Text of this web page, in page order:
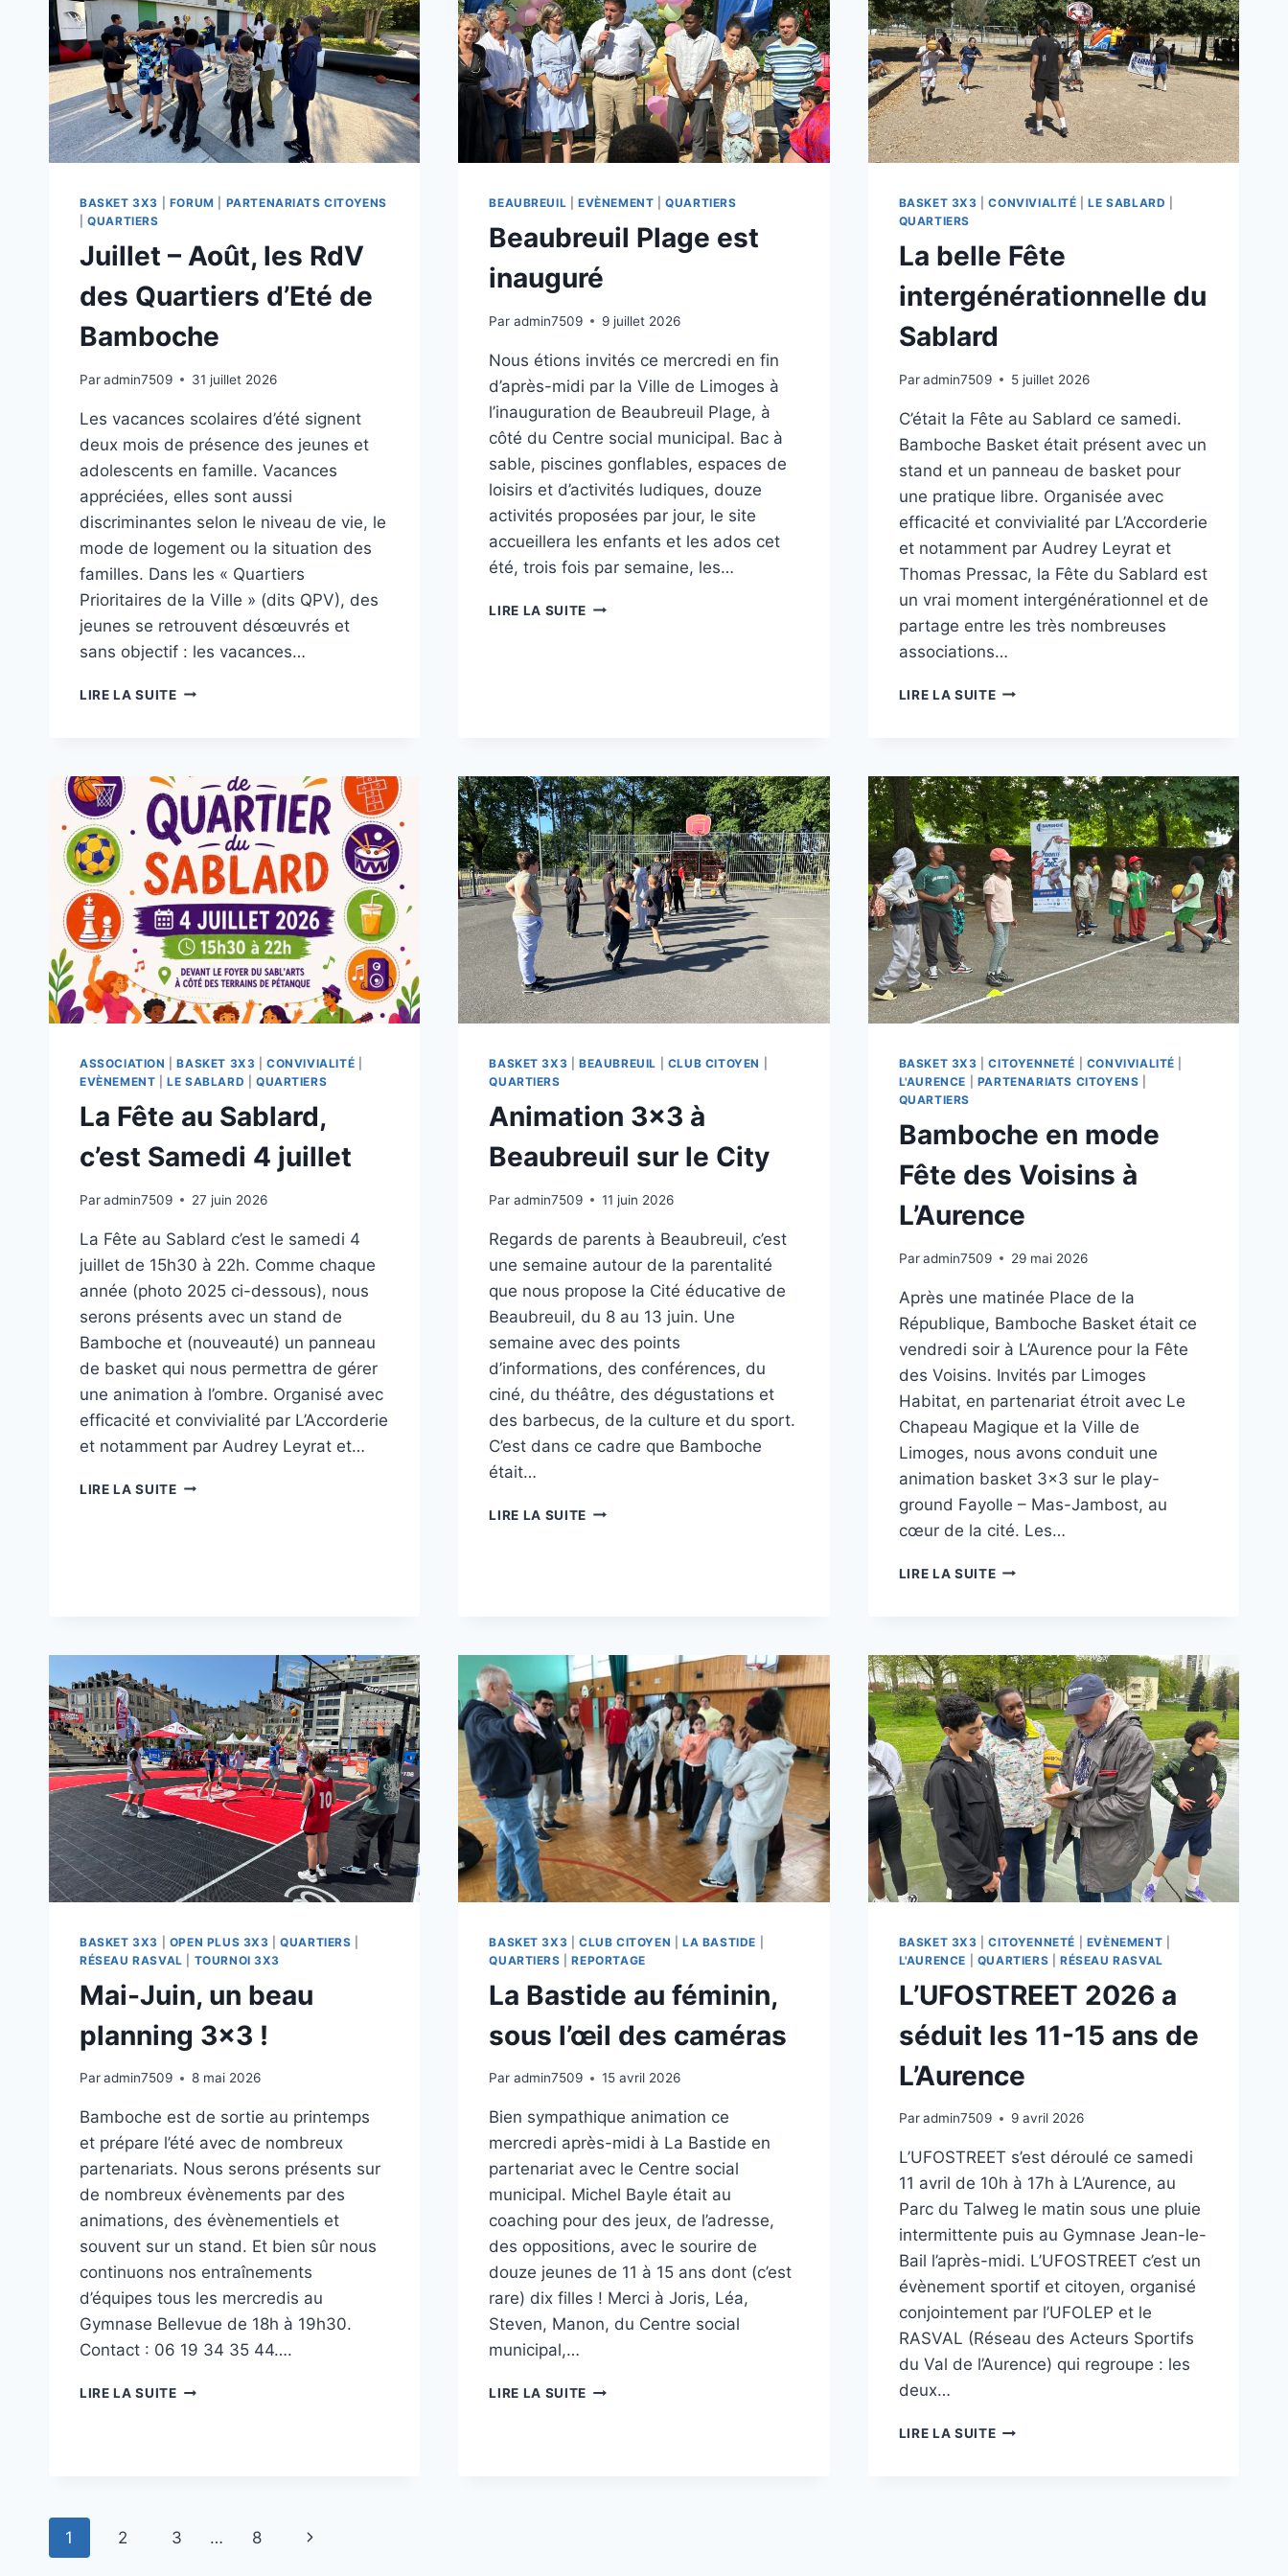
BASKET 3X3 FORUM
PARTENARIATS CITOYENS
|QUARTIERS
Juillet – Août, les RdV
des Quartiers d’Eté de
Bamboche
Paradmin7509 31 juillet 2026
Les vacances scolaires d’été signent
deux mois de présence des jeunes et
adolescents en famille. Vacances
appréciées, elles sont aussi
discriminantes selon le niveau de vie, le
mode de logement ou la situation des
familles. Dans les « Quartiers
Prioritaires de la Ville » (dits QPV), des
jeunes se retrouvent désœuvrés et
sans objectif : les vacances…
LIRE LA SUITEJUILLET
DES
QUARTIERS
D’ETÉ
DE
BAMBOCHE
BEAUBREUIL |EVÈNEMENT |QUARTIERS
Beaubreuil Plage est
inauguré
Par admin7509 9 juillet 2026
Nous étions invités ce mercredi en fin
d’après-midi par la Ville de Limoges à
l’inauguration de Beaubreuil Plage, à
côté du Centre social municipal. Bac à
sable, piscines gonflables, espaces de
loisirs et d’activités ludiques, douze
activités proposées par jour, le site
accueillera les enfants et les ados cet
été, trois fois par semaine, les…
LIRE LA SUITE BEAUBREUIL
BASKET 3X3 |CONVIVIALITÉ |LE SABLARD
QUARTIERS
La belle Fête
intergénérationnelle du
Sablard
Par admin7509 5 juillet 2026
C’était la Fête au Sablard ce samedi.
Bamboche Basket était présent avec un
stand et un panneau de basket pour
une pratique libre. Organisée avec
efficacité et convivialité par L’Accorderie
et notamment par Audrey Leyrat et
Thomas Pressac, la Fête du Sablard est
un vrai moment intergénérationnel et de
partage entre les très nombreuses
associations…
LIRE LA SUITELA
SABLARD
ASSOCIATION |BASKET 3X3 |CONVIVIALITÉ
EVÈNEMENT |LE SABLARD QUARTIERS
La Fête au Sablard,
c’est Samedi 4 juillet
Paradmin7509 27 juin 2026
La Fête au Sablard c’est le samedi 4
juillet de 15h30 à 22h. Comme chaque
année (photo 2025 ci-dessous), nous
serons présents avec un stand de
Bamboche et (nouveauté) un panneau
de basket qui nous permettra de gérer
une animation à l’ombre. Organisé avec
efficacité et convivialité par L’Accorderie
et notamment par Audrey Leyrat et…
LIRE LA SUITELA
BASKET 3X3 |BEAUBREUIL CLUB CITOYEN
QUARTIERS
Animation 3×3 à
Beaubreuil sur le City
Par admin7509 11 juin 2026
Regards de parents à Beaubreuil, c’est
une semaine autour de la parentalité
que nous propose la Cité éducative de
Beaubreuil, du 8 au 13 juin. Une
semaine avec des points
d’informations, des conférences, du
ciné, du théâtre, des dégustations et
des barbecus, de la culture et du sport.
C’est dans ce cadre que Bamboche
était…
LIRE LA SUITE ANIMATION
BASKET 3X3 |CITOYENNETÉ CONVIVIALITÉ
L'AURENCE
PARTENARIATS CITOYENS
QUARTIERS
Bamboche en mode
Fête des Voisins à
L’Aurence
Par admin7509 29 mai 2026
Après une matinée Place de la
République, Bamboche Basket était ce
vendredi soir à L’Aurence pour la Fête
des Voisins. Invités par Limoges
Habitat, en partenariat étroit avec Le
Chapeau Magique et la Ville de
Limoges, nous avons conduit une
animation basket 3×3 sur le play-
ground Fayolle – Mas-Jambost, au
cœur de la cité. Les…
LIRE LA SUITEBAMBOCHE
VOISINS
À
L’AURENCE
BASKET 3X3 OPEN PLUS 3X3 |QUARTIERS
RÉSEAU RASVAL
TOURNOI 3X3
Mai-Juin, un beau
planning 3×3 !
Paradmin7509 8 mai 2026
Bamboche est de sortie au printemps
et prépare l’été avec de nombreux
partenariats. Nous serons présents sur
de nombreux évènements par des
animations, des évènementiels et
souvent sur un stand. Et bien sûr nous
continuons nos entraînements
d’équipes tous les mercredis au
Gymnase Bellevue de 18h à 19h30.
Contact : 06 19 34 35 44….
LIRE LA SUITEMAI-
BASKET 3X3 |CLUB CITOYEN |LA BASTIDE
QUARTIERS |REPORTAGE
La Bastide au féminin,
sous l’œil des caméras
Par admin7509 15 avril 2026
Bien sympathique animation ce
mercredi après-midi à La Bastide en
partenariat avec le Centre social
municipal. Michel Bayle était au
coaching pour des jeux, de l’adresse,
des oppositions, avec le sourire de
douze jeunes de 11 à 15 ans dont (c’est
rare) dix filles ! Merci à Joris, Léa,
Steven, Manon, du Centre social
municipal,…
LIRE LA SUITE LA
BASKET 3X3 |CITOYENNETÉ EVÈNEMENT
L'AURENCE
QUARTIERS RÉSEAU RASVAL
L’UFOSTREET 2026 a
séduit les 11-15 ans de
L’Aurence
Par admin7509 9 avril 2026
L’UFOSTREET s’est déroulé ce samedi
11 avril de 10h à 17h à L’Aurence, au
Parc du Talweg le matin sous une pluie
intermittente puis au Gymnase Jean-le-
Bail l’après-midi. L’UFOSTREET c’est un
évènement sportif et citoyen, organisé
conjointement par l’UFOLEP et le
RASVAL (Réseau des Acteurs Sportifs
du Val de l’Aurence) qui regroupe : les
deux…
LIRE LA SUITEL’UFOSTREET
Navigation
1 2 3 … 8
Page